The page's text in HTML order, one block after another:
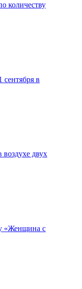
количеству
в
двух
«Женщина с